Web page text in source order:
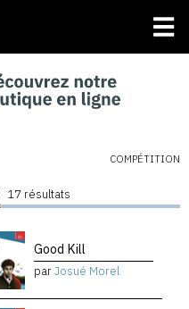
COMPÉTITION
17 résultats
Good Kill
parJosué Morel